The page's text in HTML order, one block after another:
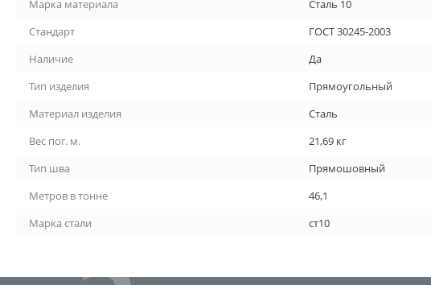
Марка материала
Сталь 10
Стандарт
ГОСТ 30245-2003
Наличие
Да
Тип изделия
Прямоугольный
Материал изделия
Сталь
Вес пог. м.
21,69 кг
Тип шва
Прямошовный
Метров в тонне
46,1
Марка стали
ст10